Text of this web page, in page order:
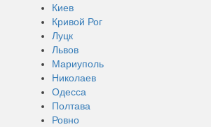
Киев
Кривой Рог
Луцк
Львов
Мариуполь
Николаев
Одесса
Полтава
Ровно